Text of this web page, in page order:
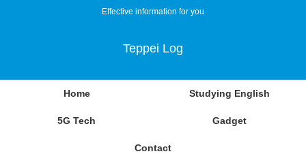
Effective information for you
Teppei Log
Home Studying English
5G Tech Gadget
Contact